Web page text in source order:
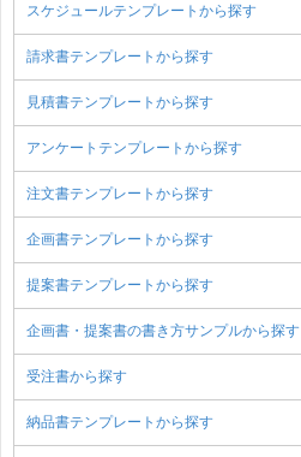
スケジュールテンプレートから探す
請求書テンプレートから探す
見積書テンプレートから探す
アンケートテンプレートから探す
注文書テンプレートから探す
企画書テンプレートから探す
提案書テンプレートから探す
企画書・提案書の書き方サンプルから探す
受注書から探す
納品書テンプレートから探す